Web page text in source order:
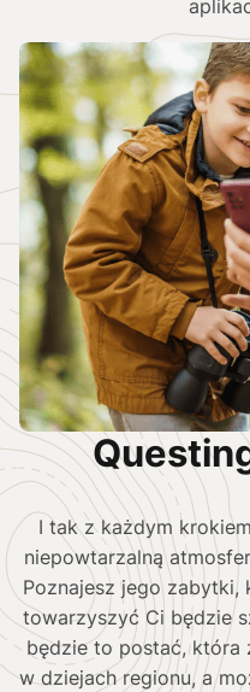
I tak z każdym
niepowtarzalną
Poznajesz jego
towarzyszyć Ci będzie
będzie to postać, która
w dziejach regionu, a